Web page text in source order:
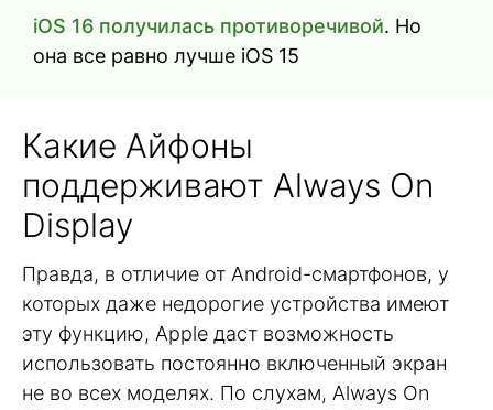
iOS 16 получилась противоречивой. Но
она все равно лучше iOS 15
Какие Айфоны
поддерживают Always On
Display
Правда, в отличие от Android-смартфонов, у
которых даже недорогие устройства имеют
эту функцию, Apple даст возможность
использовать постоянно включенный экран
не во всех моделях. По слухам, Always On